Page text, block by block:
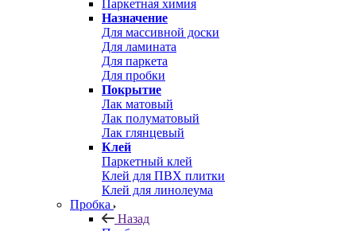
Паркетная химия
Назначение
Для массивной доски
Для ламината
Для паркета
Для пробки
Покрытие
Лак матовый
Лак полуматовый
Лак глянцевый
Клей
Паркетный клей
Клей для ПВХ плитки
Клей для линолеума
Пробка
Назад